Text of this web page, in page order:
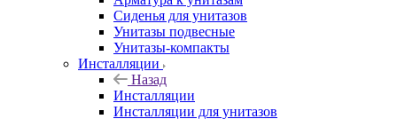
Сиденья для унитазов
Унитазы подвесные
Унитазы-компакты
Инсталляции
Назад
Инсталляции
Инсталляции для унитазов